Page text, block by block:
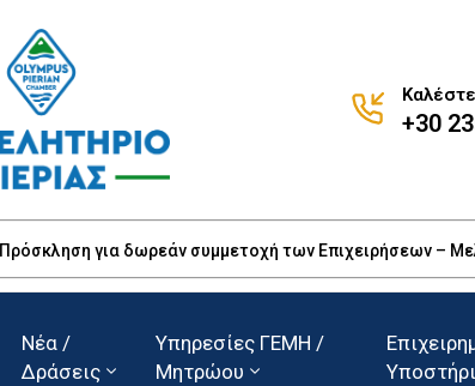
+30
Πρόσκληση για δωρεάν συμμετοχή των Επιχειρήσεων –
Νέα /
Δράσεις
Υπηρεσίες ΓΕΜΗ /
Μητρώου